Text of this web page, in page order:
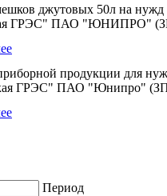
джутовых 50л на нужд
ГРЭС" ПАО "ЮНИПРО"
продукции для
ГРЭС" ПАО "Юнипро"
Период